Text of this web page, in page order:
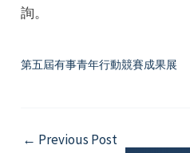
詢。
第五屆有事青年行動競賽成果展
Post
← Previous Post